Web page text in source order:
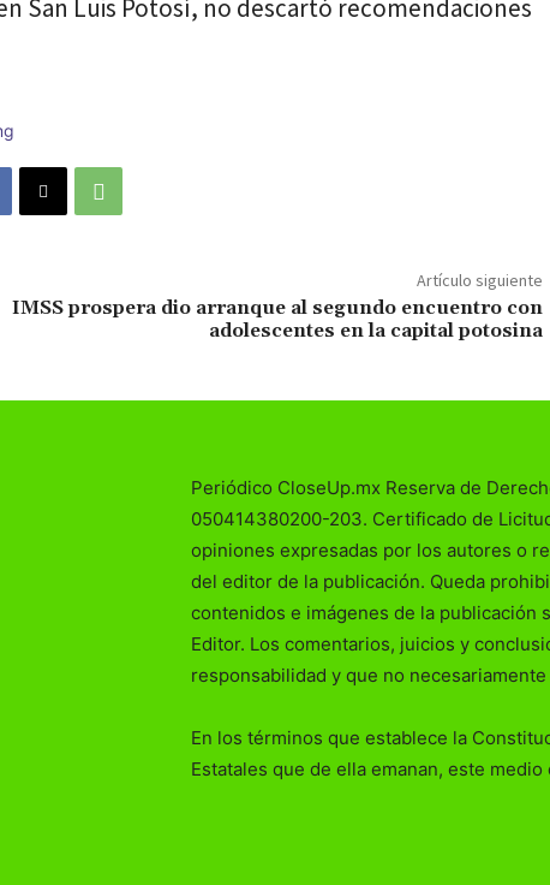
San Luis Potosí, no descartó recomendaciones
Artículo siguiente
IMSS prospera dio arranque al segundo encuentro con
adolescentes en la capital potosina
Periódico CloseUp.mx Reserva de
050414380200-203. Certificado de
opiniones expresadas por los autores o
del editor de la publicación. Queda
contenidos e imágenes de la
Editor. Los comentarios, juicios y
responsabilidad y que no
En los términos que establece la
Estatales que de ella emanan, este